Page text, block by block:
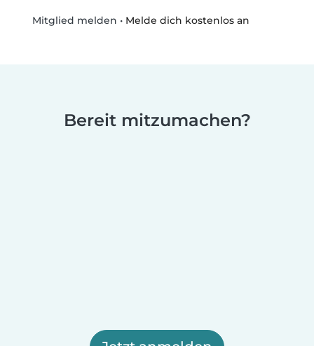
Mitglied melden • Melde dich kostenlos an
Bereit mitzumachen?